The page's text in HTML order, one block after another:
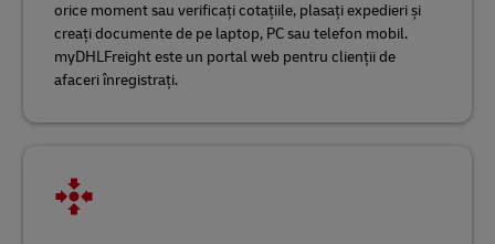
orice moment sau verificați cotațiile, plasați expedieri și
creați documente de pe laptop, PC sau telefon mobil.
myDHLFreight este un portal web pentru clienții de
afaceri înregistrați.